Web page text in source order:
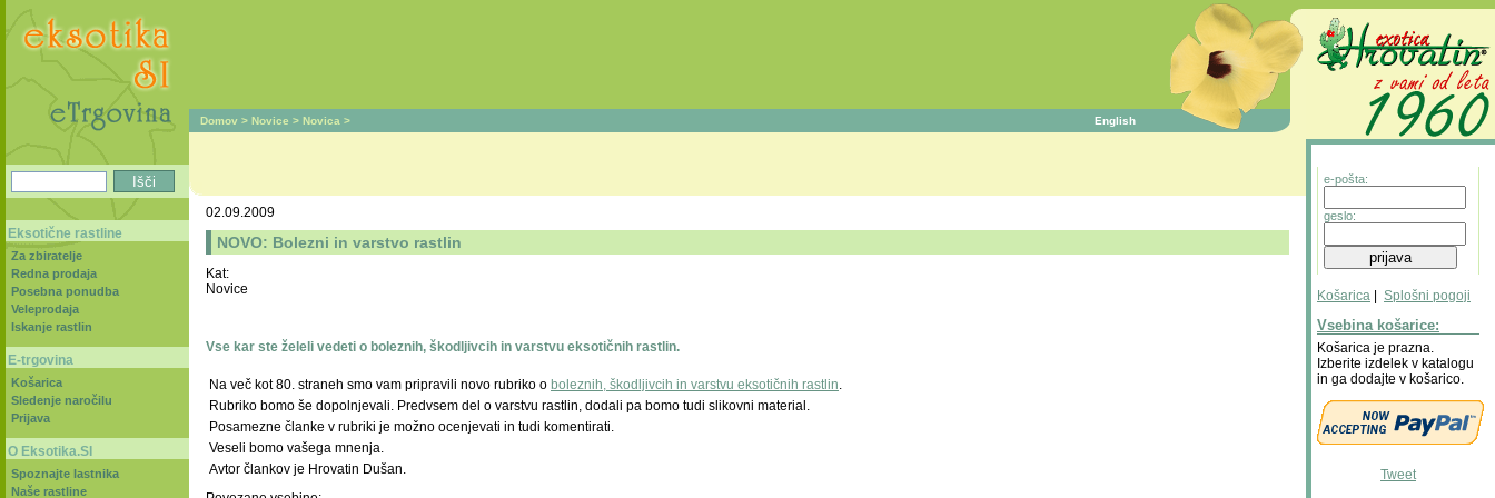
Domov > Novice > Novica > English
02.09.2009
NOVO: Bolezni in varstvo rastlin
Kat:
Novice
Vse kar ste želeli vedeti o boleznih, škodljivcih in varstvu eksotičnih rastlin.
Na več kot 80. straneh smo vam pripravili novo rubriko o boleznih, škodljivcih in varstvu eksotičnih rastlin.
Rubriko bomo še dopolnjevali. Predvsem del o varstvu rastlin, dodali pa bomo tudi slikovni material.
Posamezne članke v rubriki je možno ocenjevati in tudi komentirati.
Veseli bomo vašega mnenja.
Avtor člankov je Hrovatin Dušan.
e-pošta:
geslo:
Košarica Splošni pogoji
Vsebina košarice:
Košarica je prazna.
Izberite izdelek v katalogu
in ga dodajte v košarico.
Tweet
Eksotične rastline
Za zbiratelje
Redna prodaja
Posebna ponudba
Veleprodaja
Iskanje rastlin
E-trgovina
Košarica
Sledenje naročilu
Prijava
O Eksotika.SI
Spoznajte lastnika
Naše rastline